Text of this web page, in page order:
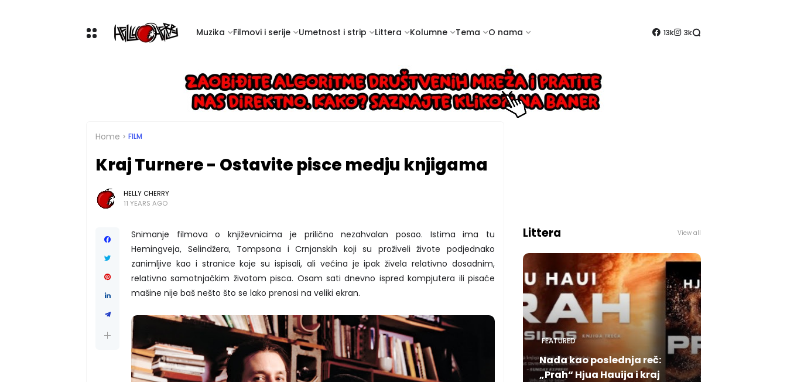
Muzika Filmovi i serije Umetnost i strip Littera Kolumne Tema O nama 13k 3k
Home FILM
Kraj Turnere - Ostavite pisce medju knjigama
HELLY CHERRY
11 YEARS AGO
Snimanje filmova o književnicima je prilično nezahvalan posao. Istima ima tu
Hemingveja, Selindžera, Tompsona i Crnjanskih koji su proživeli živote podjednako
zanimljive kao i stranice koje su ispisali, ali većina je ipak živela relativno dosadnim,
relativno samotnjačkim životom pisca. Osam sati dnevno ispred kompjutera ili pisaće
mašine nije baš nešto što se lako prenosi na veliki ekran.
Littera View all
FEATURED
Nada kao poslednja reč:
„Prah“ Hjua Hauija i kraj